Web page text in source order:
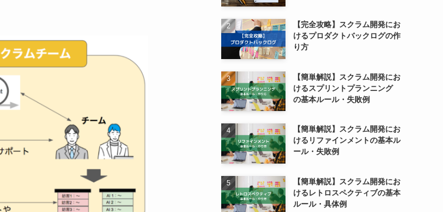
【完全攻略】スクラム開発にお
けるプロダクトバックログの作
り方
【簡単解説】スクラム開発にお
けるスプリントプランニング
の基本ルール・失敗例
【簡単解説】スクラム開発にお
けるリファインメントの基本ル
ール・失敗例
【簡単解説】スクラム開発にお
けるレトロスペクティブの基本
ルール・具体例